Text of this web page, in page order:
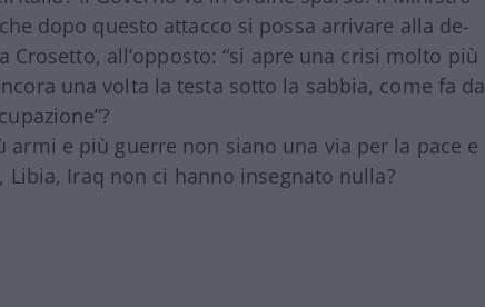
dopo questo attacco si possa arrivare alla de-
Crosetto, all’opposto: “si apre una crisi molto più
una volta la testa sotto la sabbia, come fa da
e più guerre non siano una via per la pace e
Libia, Iraq non ci hanno insegnato nulla?